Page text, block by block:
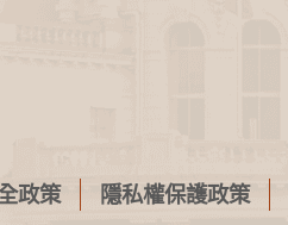
政策 隱私權保護政策